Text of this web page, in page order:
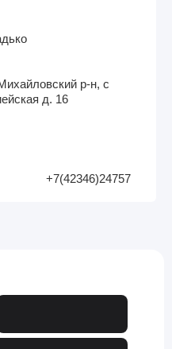
р-н, с
д. 16
+7(42346)24757